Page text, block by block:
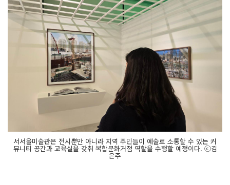
서서울미술관은 전시뿐만 아니라 지역 주민들이 예술로 소통할 수 있는 커
뮤니티 공간과 교육실을 갖춰 복합문화거점 역할을 수행할 예정이다. ⓒ김
은주